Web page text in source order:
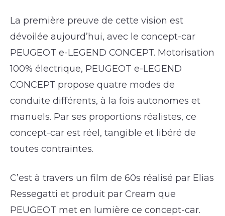
La première preuve de cette vision est
dévoilée aujourd’hui, avec le concept-car
PEUGEOT e-LEGEND CONCEPT. Motorisation
100% électrique, PEUGEOT e-LEGEND
CONCEPT propose quatre modes de
conduite différents, à la fois autonomes et
manuels. Par ses proportions réalistes, ce
concept-car est réel, tangible et libéré de
toutes contraintes.
C’est à travers un film de 60s réalisé par Elias
Ressegatti et produit par Cream que
PEUGEOT met en lumière ce concept-car.